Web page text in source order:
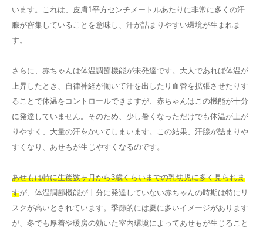
います。これは、皮膚1平方センチメートルあたりに非常に多くの汗
腺が密集していることを意味し、汗が詰まりやすい環境が生まれま
す。
さらに、赤ちゃんは体温調節機能が未発達です。大人であれば体温が
上昇したとき、自律神経が働いて汗を出したり血管を拡張させたりす
ることで体温をコントロールできますが、赤ちゃんはこの機能が十分
に発達していません。そのため、少し暑くなっただけでも体温が上が
りやすく、大量の汗をかいてしまいます。この結果、汗腺が詰まりや
すくなり、あせもが生じやすくなるのです。
あせもは特に生後数ヶ月から3歳くらいまでの乳幼児に多く見られま
すが、体温調節機能が十分に発達していない赤ちゃんの時期は特にリ
スクが高いとされています。季節的には夏に多いイメージがあります
が、冬でも厚着や暖房の効いた室内環境によってあせもが生じること